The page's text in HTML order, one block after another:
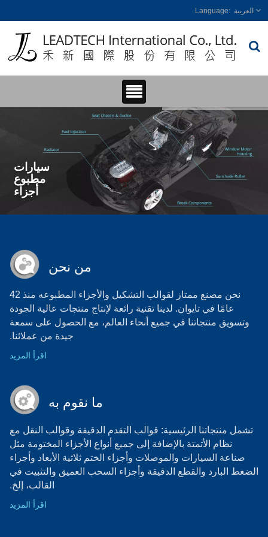
العربية
سيارات
مطبوع
أجزاء
من نحن
نحن مصنع ممتاز لقوالب التشكيل والأجزاء المطبوعه منذ 42
عامًا في تايوان. لدينا تقنية رائعة لإنتاج منتجات عالية الجودة
وتسويق منتجاتنا في جميع أنحاء العالم، مع الحصول على سمعة
جيدة من عملائنا.
اقرأ المزيد
ما نقوم به
تشمل منتجاتنا الرئيسية: قوالب التقدم الدقيقة وقوالب النقل مع
نظام الأتمتة بالإضافة إلى جميع أنواع الأجزاء المختومة مثل
صناعة السيارات والموصلات وأجزاء الختم ثلاثية الأبعاد وأجزاء
الضغط البارد والقطع الدقيقة وأجزاء السحب العميق والتثبيت في
القالب، إلخ.
اقرأ المزيد